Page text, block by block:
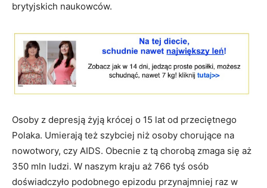
brytyjskich naukowców.
Osoby z depresją żyją krócej o 15 lat od przeciętnego
Polaka. Umierają też szybciej niż osoby chorujące na
nowotwory, czy AIDS. Obecnie z tą chorobą zmaga się aż
350 mln ludzi. W naszym kraju aż 766 tyś osób
doświadczyło podobnego epizodu przynajmniej raz w